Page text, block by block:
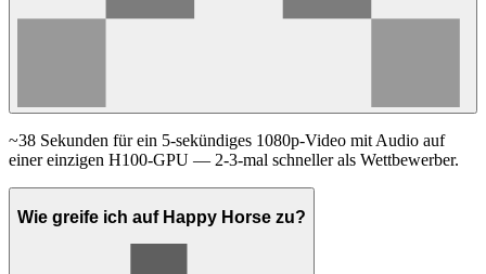
~38 Sekunden für ein 5-sekündiges 1080p-Video mit Audio auf
einer einzigen H100-GPU — 2-3-mal schneller als Wettbewerber.
Wie greife ich auf Happy Horse zu?